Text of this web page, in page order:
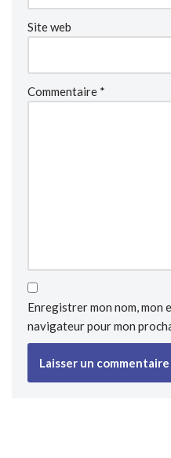
Site web
Commentaire *
Enregistrer mon nom, mon
navigateur pour mon